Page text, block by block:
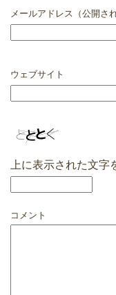
メールアドレス（公開さ
ウェブサイト
上に表示された文字
コメント